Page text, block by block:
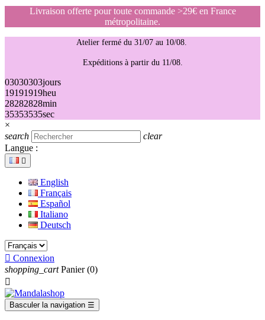
Livraison offerte pour toute commande >29€ en France
métropolitaine.
Atelier fermé du 31/07 au 10/08.
Expéditions à partir du 11/08.
03030303jours
19191919heu
28282828min
35353535sec
×
search
clear
Langue :

English
Français
Español
Italiano
Deutsch
 Connexion
shopping_cart Panier (0)

Basculer la navigation ☰